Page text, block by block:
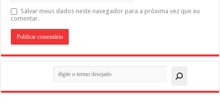
Salvar meus dados neste navegador para a próxima vez que eu
comentar.